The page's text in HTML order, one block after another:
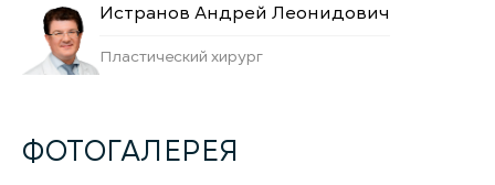
Истранов Андрей Леонидович
Пластический хирург
ФОТОГАЛЕРЕЯ